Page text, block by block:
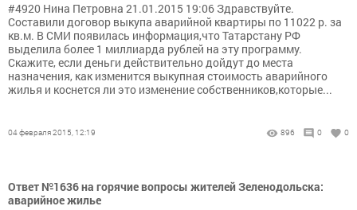
#4920 Нина Петровна 21.01.2015 19:06 Здравствуйте.
Составили договор выкупа аварийной квартиры по 11022 р. за
кв.м. В СМИ появилась информация,что Татарстану РФ
выделила более 1 миллиарда рублей на эту программу.
Скажите, если деньги действительно дойдут до места
назначения, как изменится выкупная стоимость аварийного
жилья и коснется ли это изменение собственников,которые...
04 февраля 2015, 12:19 896 0 0
Ответ №1636 на горячие вопросы жителей Зеленодольска:
аварийное жилье